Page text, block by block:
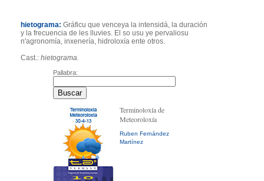
hietograma: Gráficu que venceya la intensidá, la duración
y la frecuencia de les lluvies. El so usu ye pervaliosu
n'agronomía, inxenería, hidroloxía ente otros.
Cast.: hietograma.
Pallabra:
Terminoloxía de
Meteoroloxía
Ruben Fernández
Martínez